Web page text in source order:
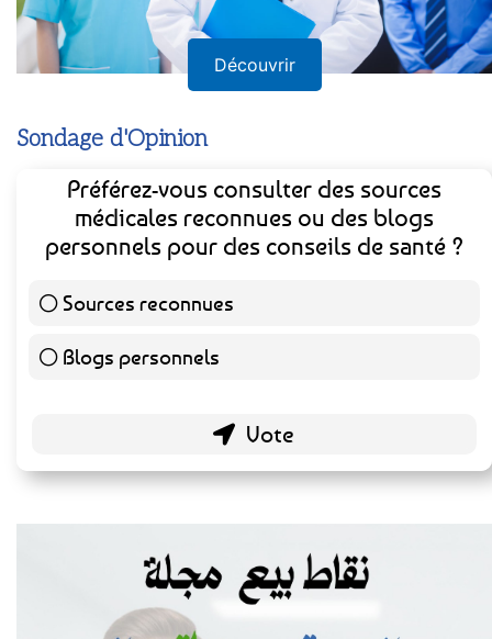
Découvrir
Sondage d'Opinion
Préférez-vous consulter des sources
médicales reconnues ou des blogs
personnels pour des conseils de santé ?
Sources reconnues
Blogs personnels